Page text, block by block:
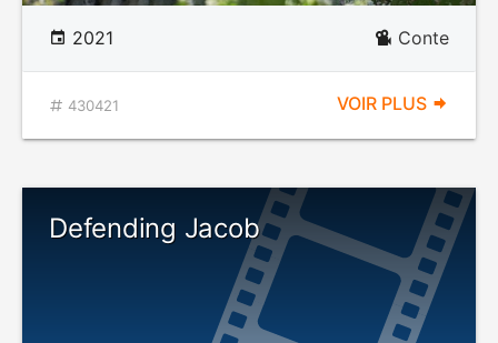
2021 Conte
430421 VOIR PLUS
Defending Jacob